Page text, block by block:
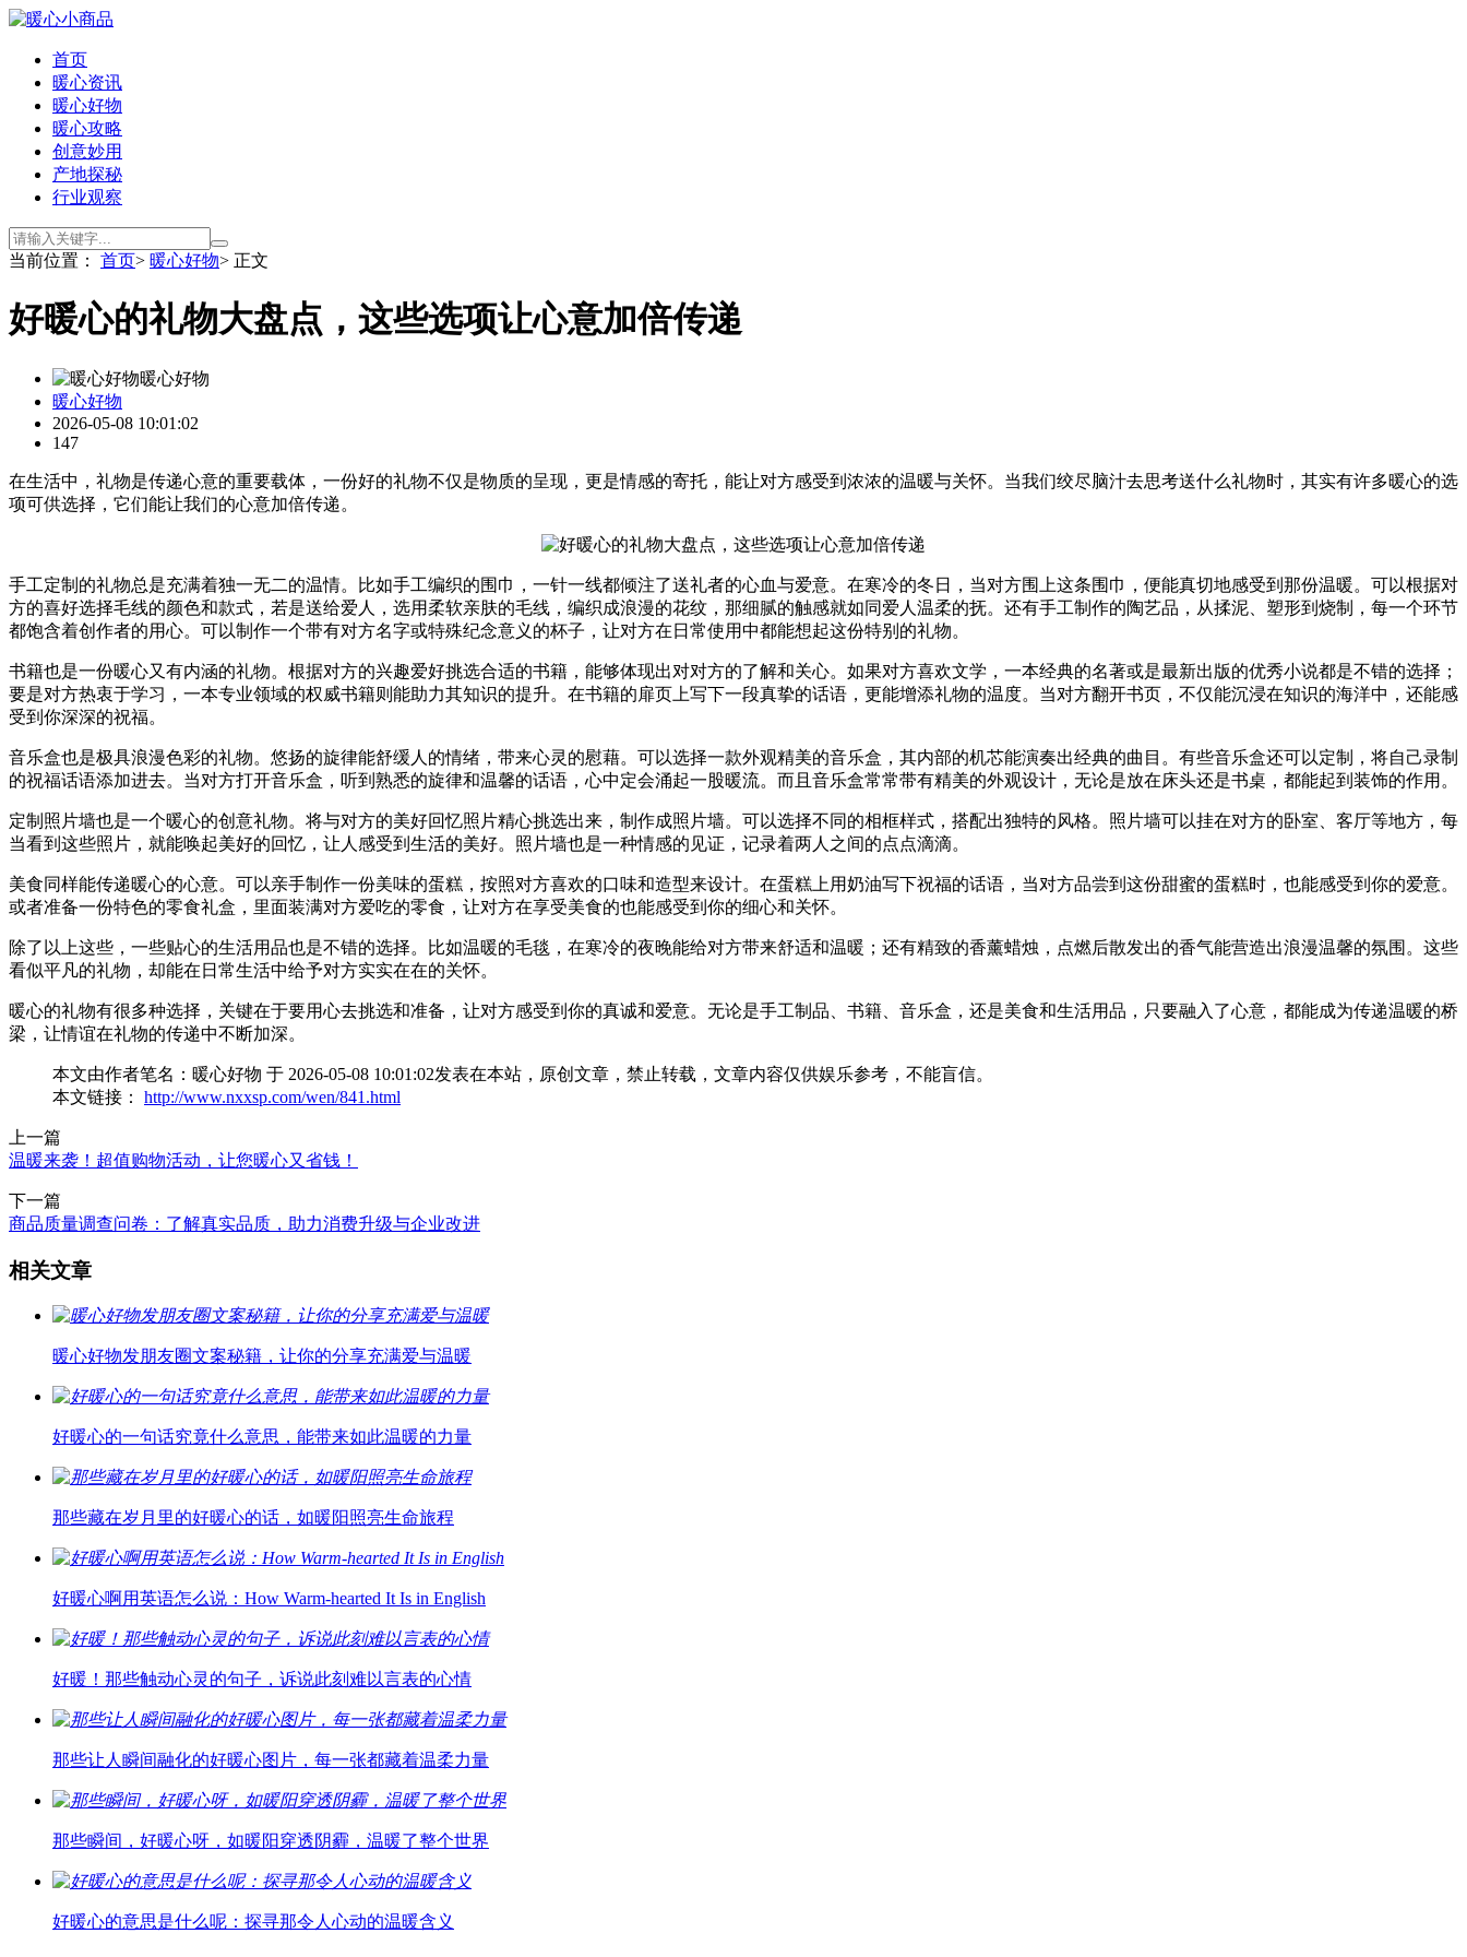
首页
暖心资讯
暖心好物
暖心攻略
创意妙用
产地探秘
行业观察
当前位置： 首页> 暖心好物> 正文
好暖心的礼物大盘点，这些选项让心意加倍传递
暖心好物
暖心好物
2026-05-08 10:01:02
147
在生活中，礼物是传递心意的重要载体，一份好的礼物不仅是物质的呈现，更是情感的寄托，能让对方感受到浓浓的温暖与关怀。当我们绞尽脑汁去思考送什么礼物时，其实有许多暖心的选
项可供选择，它们能让我们的心意加倍传递。
手工定制的礼物总是充满着独一无二的温情。比如手工编织的围巾，一针一线都倾注了送礼者的心血与爱意。在寒冷的冬日，当对方围上这条围巾，便能真切地感受到那份温暖。可以根据对
方的喜好选择毛线的颜色和款式，若是送给爱人，选用柔软亲肤的毛线，编织成浪漫的花纹，那细腻的触感就如同爱人温柔的抚。还有手工制作的陶艺品，从揉泥、塑形到烧制，每一个环节
都饱含着创作者的用心。可以制作一个带有对方名字或特殊纪念意义的杯子，让对方在日常使用中都能想起这份特别的礼物。
书籍也是一份暖心又有内涵的礼物。根据对方的兴趣爱好挑选合适的书籍，能够体现出对对方的了解和关心。如果对方喜欢文学，一本经典的名著或是最新出版的优秀小说都是不错的选择；
要是对方热衷于学习，一本专业领域的权威书籍则能助力其知识的提升。在书籍的扉页上写下一段真挚的话语，更能增添礼物的温度。当对方翻开书页，不仅能沉浸在知识的海洋中，还能感
受到你深深的祝福。
音乐盒也是极具浪漫色彩的礼物。悠扬的旋律能舒缓人的情绪，带来心灵的慰藉。可以选择一款外观精美的音乐盒，其内部的机芯能演奏出经典的曲目。有些音乐盒还可以定制，将自己录制
的祝福话语添加进去。当对方打开音乐盒，听到熟悉的旋律和温馨的话语，心中定会涌起一股暖流。而且音乐盒常常带有精美的外观设计，无论是放在床头还是书桌，都能起到装饰的作用。
定制照片墙也是一个暖心的创意礼物。将与对方的美好回忆照片精心挑选出来，制作成照片墙。可以选择不同的相框样式，搭配出独特的风格。照片墙可以挂在对方的卧室、客厅等地方，每
当看到这些照片，就能唤起美好的回忆，让人感受到生活的美好。照片墙也是一种情感的见证，记录着两人之间的点点滴滴。
美食同样能传递暖心的心意。可以亲手制作一份美味的蛋糕，按照对方喜欢的口味和造型来设计。在蛋糕上用奶油写下祝福的话语，当对方品尝到这份甜蜜的蛋糕时，也能感受到你的爱意。
或者准备一份特色的零食礼盒，里面装满对方爱吃的零食，让对方在享受美食的也能感受到你的细心和关怀。
除了以上这些，一些贴心的生活用品也是不错的选择。比如温暖的毛毯，在寒冷的夜晚能给对方带来舒适和温暖；还有精致的香薰蜡烛，点燃后散发出的香气能营造出浪漫温馨的氛围。这些
看似平凡的礼物，却能在日常生活中给予对方实实在在的关怀。
暖心的礼物有很多种选择，关键在于要用心去挑选和准备，让对方感受到你的真诚和爱意。无论是手工制品、书籍、音乐盒，还是美食和生活用品，只要融入了心意，都能成为传递温暖的桥
梁，让情谊在礼物的传递中不断加深。
本文由作者笔名：暖心好物 于 2026-05-08 10:01:02发表在本站，原创文章，禁止转载，文章内容仅供娱乐参考，不能盲信。
本文链接： http://www.nxxsp.com/wen/841.html
上一篇
温暖来袭！超值购物活动，让您暖心又省钱！
下一篇
商品质量调查问卷：了解真实品质，助力消费升级与企业改进
相关文章
暖心好物发朋友圈文案秘籍，让你的分享充满爱与温暖
好暖心的一句话究竟什么意思，能带来如此温暖的力量
那些藏在岁月里的好暖心的话，如暖阳照亮生命旅程
好暖心啊用英语怎么说：How Warm-hearted It Is in English
好暖！那些触动心灵的句子，诉说此刻难以言表的心情
那些让人瞬间融化的好暖心图片，每一张都藏着温柔力量
那些瞬间，好暖心呀，如暖阳穿透阴霾，温暖了整个世界
好暖心的意思是什么呢：探寻那令人心动的温暖含义